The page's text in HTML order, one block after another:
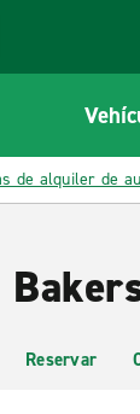
de alquiler de
Reservar